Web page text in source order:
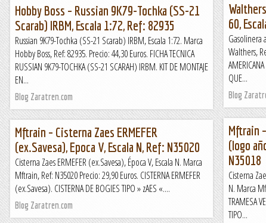
60,
Gasolinera
Walthers,
QUE...
Blog
Hobby Boss – Russian 9K79-Tochka (SS-21
Scarab) IRBM, Escala 1:72, Ref: 82935
Russian 9K79-Tochka (SS-21 Scarab) IRBM, Escala 1:72. Marca
Hobby Boss, Ref: 82935. Precio: 44,30 Euros. FICHA TECNICA
RUSSIAN 9K79-TOCHKA (SS-21 SCARAH) IRBM. KIT DE MONTAJE
EN...
Blog Zaratren.com
Mftrain
(logo
N35018
Cisterna
N. Marca
TRAMESA
TIPO...
Mftrain – Cisterna Zaes ERMEFER
(ex.Savesa), Epoca V, Escala N, Ref: N35020
Cisterna Zaes ERMEFER (ex.Savesa), Época V, Escala N. Marca
Mftrain, Ref: N35020 Precio: 29,90 Euros. CISTERNA ERMEFER
(ex.Savesa). CISTERNA DE BOGIES TIPO » zAES «....
Blog Zaratren.com